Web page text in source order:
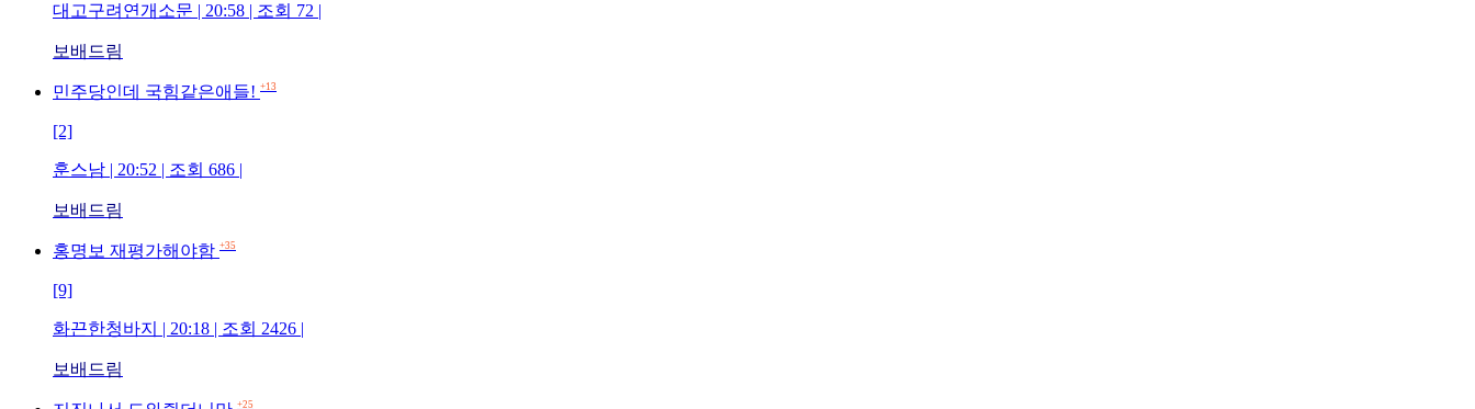
대고구려연개소문 | 20:58 | 조회 72 |
보배드림
민주당인데 국힘같은애들! +13
[2]
훈스남 | 20:52 | 조회 686 |
보배드림
홍명보 재평가해야함 +35
[9]
화끈한청바지 | 20:18 | 조회 2426 |
보배드림
+25